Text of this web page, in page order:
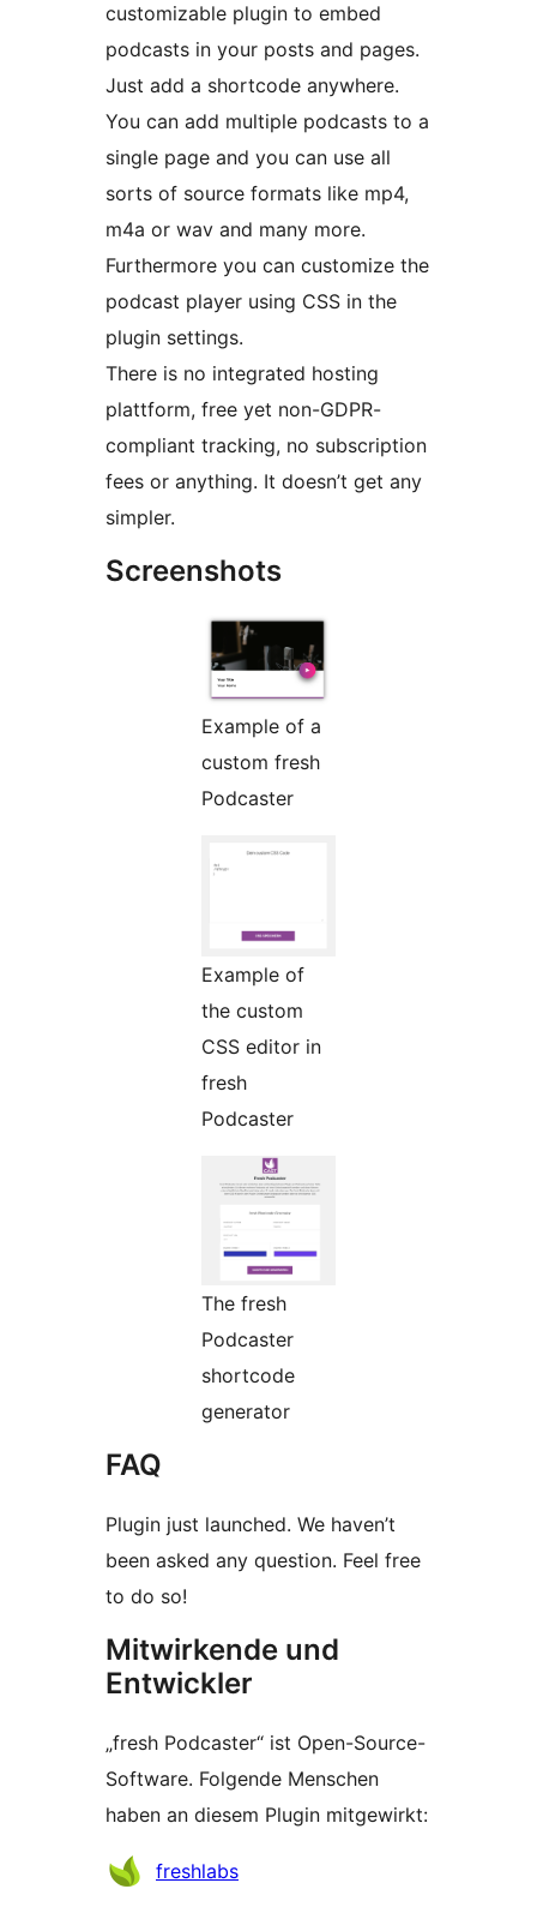
customizable plugin to embed
podcasts in your posts and pages.
Just add a shortcode anywhere.
You can add multiple podcasts to a
single page and you can use all
sorts of source formats like mp4,
m4a or wav and many more.
Furthermore you can customize the
podcast player using CSS in the
plugin settings.
There is no integrated hosting
plattform, free yet non-GDPR-
compliant tracking, no subscription
fees or anything. It doesn’t get any
simpler.
Screenshots
Example of a
custom fresh
Podcaster
Example of
the custom
CSS editor in
fresh
Podcaster
The fresh
Podcaster
shortcode
generator
FAQ
Plugin just launched. We haven’t
been asked any question. Feel free
to do so!
Mitwirkende und
Entwickler
„fresh Podcaster“ ist Open-Source-
Software. Folgende Menschen
haben an diesem Plugin mitgewirkt:
Mitwirkende
freshlabs